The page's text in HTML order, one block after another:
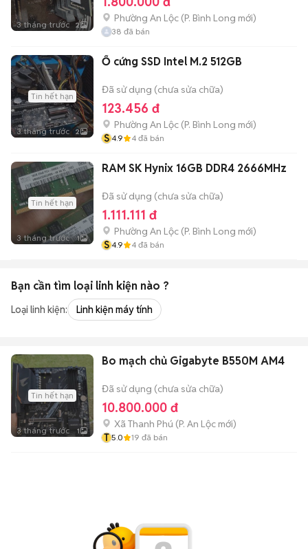
3 tháng trước 2
Phường An Lộc (P. Bình Long mới)
38 đã bán
Tin hết hạn
3 tháng trước 2
Ổ cứng SSD Intel M.2 512GB
Đã sử dụng (chưa sửa chữa)
123.456 đ
Phường An Lộc (P. Bình Long mới)
S 4.9 4 đã bán
Tin hết hạn
3 tháng trước 1
RAM SK Hynix 16GB DDR4 2666MHz
Đã sử dụng (chưa sửa chữa)
1.111.111 đ
Phường An Lộc (P. Bình Long mới)
S 4.9 4 đã bán
Bạn cần tìm loại linh kiện nào ?
Loại linh kiện: Linh kiện máy tính
Tin hết hạn
3 tháng trước 1
Bo mạch chủ Gigabyte B550M AM4
Đã sử dụng (chưa sửa chữa)
10.800.000 đ
Xã Thanh Phú (P. An Lộc mới)
T 5.0 19 đã bán